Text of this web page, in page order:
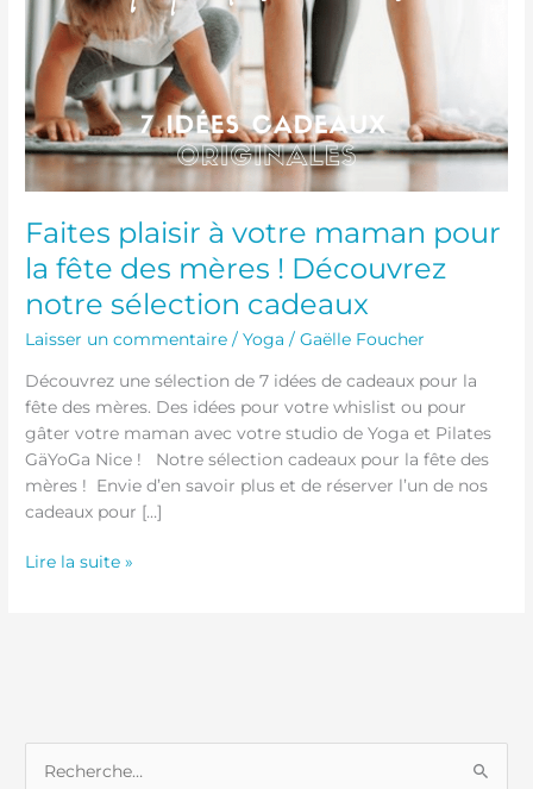
Faites plaisir à votre maman pour
la fête des mères ! Découvrez
notre sélection cadeaux
Laisser un commentaire /Yoga /Gaëlle Foucher
Découvrez une sélection de 7 idées de cadeaux pour la
fête des mères. Des idées pour votre whislist ou pour
gâter votre maman avec votre studio de Yoga et Pilates
GäYoGa Nice ! Notre sélection cadeaux pour la fête des
mères ! Envie d’en savoir plus et de réserver l’un de nos
cadeaux pour […]
Découvrez
notre
sélection
cadeaux
Lire la suite »